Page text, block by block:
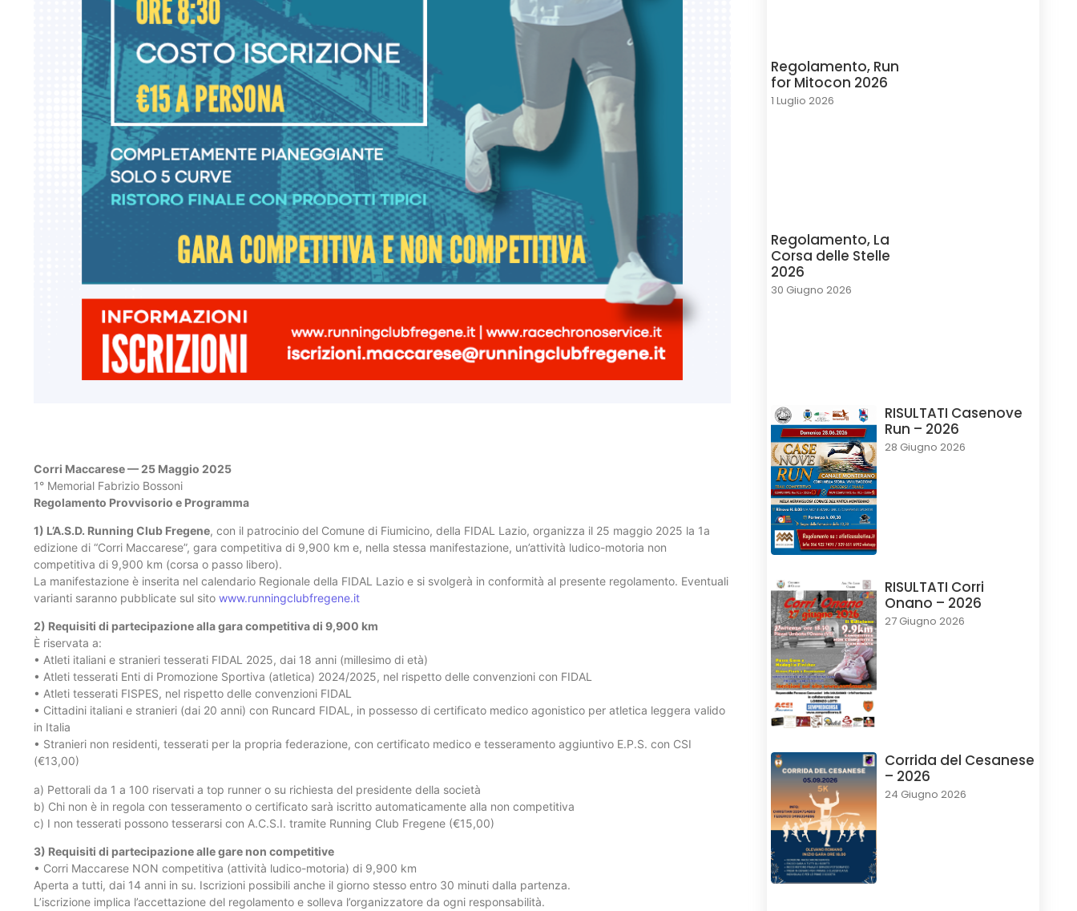
Corri Maccarese — 25 Maggio 2025
1° Memorial Fabrizio Bossoni
Regolamento Provvisorio e Programma
1) L’A.S.D. Running Club Fregene, con il patrocinio del Comune di Fiumicino, della FIDAL Lazio, organizza il 25 maggio 2025 la 1a
edizione di “Corri Maccarese”, gara competitiva di 9,900 km e, nella stessa manifestazione, un’attività ludico-motoria non
competitiva di 9,900 km (corsa o passo libero).
La manifestazione è inserita nel calendario Regionale della FIDAL Lazio e si svolgerà in conformità al presente regolamento. Eventuali
varianti saranno pubblicate sul sito www.runningclubfregene.it
2) Requisiti di partecipazione alla gara competitiva di 9,900 km
È riservata a:
• Atleti italiani e stranieri tesserati FIDAL 2025, dai 18 anni (millesimo di età)
• Atleti tesserati Enti di Promozione Sportiva (atletica) 2024/2025, nel rispetto delle convenzioni con FIDAL
• Atleti tesserati FISPES, nel rispetto delle convenzioni FIDAL
• Cittadini italiani e stranieri (dai 20 anni) con Runcard FIDAL, in possesso di certificato medico agonistico per atletica leggera valido
in Italia
• Stranieri non residenti, tesserati per la propria federazione, con certificato medico e tesseramento aggiuntivo E.P.S. con CSI
(€13,00)
a) Pettorali da 1 a 100 riservati a top runner o su richiesta del presidente della società
b) Chi non è in regola con tesseramento o certificato sarà iscritto automaticamente alla non competitiva
c) I non tesserati possono tesserarsi con A.C.S.I. tramite Running Club Fregene (€15,00)
3) Requisiti di partecipazione alle gare non competitive
• Corri Maccarese NON competitiva (attività ludico-motoria) di 9,900 km
Aperta a tutti, dai 14 anni in su. Iscrizioni possibili anche il giorno stesso entro 30 minuti dalla partenza.
L’iscrizione implica l’accettazione del regolamento e solleva l’organizzatore da ogni responsabilità.
Regolamento, Run
for Mitocon 2026
1 Luglio 2026
Regolamento, La
Corsa delle Stelle
2026
30 Giugno 2026
RISULTATI Casenove
Run – 2026
28 Giugno 2026
RISULTATI Corri
Onano – 2026
27 Giugno 2026
Corrida del Cesanese
– 2026
24 Giugno 2026